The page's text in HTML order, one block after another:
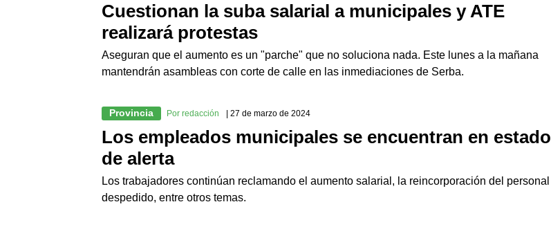
Cuestionan la suba salarial a municipales y ATE
realizará protestas
Aseguran que el aumento es un "parche" que no soluciona nada. Este lunes a la mañana
mantendrán asambleas con corte de calle en las inmediaciones de Serba.
Provincia Por redacción | 27 de marzo de 2024
Los empleados municipales se encuentran en estado
de alerta
Los trabajadores continúan reclamando el aumento salarial, la reincorporación del personal
despedido, entre otros temas.